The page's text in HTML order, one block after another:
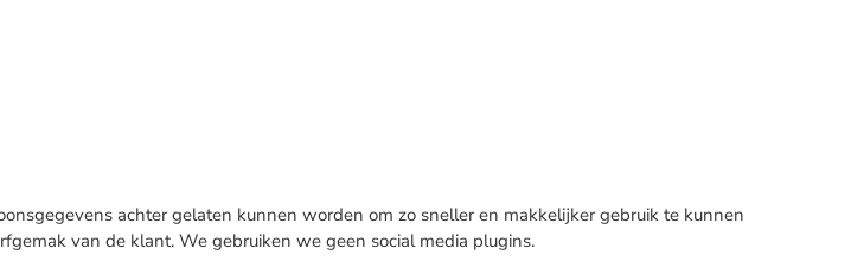
achter gelaten kunnen worden om zo sneller en makkelijker gebruik te kunnen
van de klant. We gebruiken we geen social media plugins.